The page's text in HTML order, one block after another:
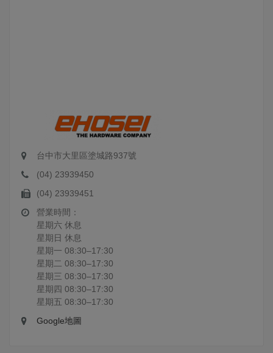
台中市大里區塗城路937號
(04) 23939450
(04) 23939451
營業時間：
星期六 休息
星期日 休息
星期一 08:30–17:30
星期二 08:30–17:30
星期三 08:30–17:30
星期四 08:30–17:30
星期五 08:30–17:30
Google地圖